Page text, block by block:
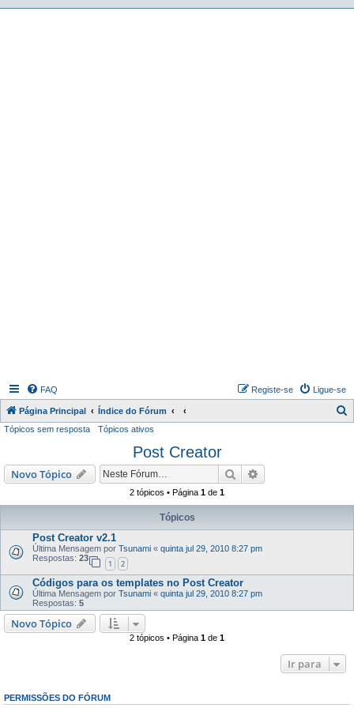
FAQ Ligue-se
Registe-se
Página Principal Índice do Fórum
i
Tópicos sem resposta Tópicos ativos
Post Creator
Novo Tópico Pesquisar
2 tópicos • Página 1 de 1
Tópicos
Post Creator v2.1
Última Mensagem por Tsunami « quinta jul 29, 2010 8:27 pm
Respostas: 23
1 2
Códigos para os templates no Post Creator
Última Mensagem por Tsunami « quinta jul 29, 2010 8:27 pm
Respostas: 5
Novo Tópico
2 tópicos • Página 1 de 1
Ir para
PERMISSÕES DO FÓRUM